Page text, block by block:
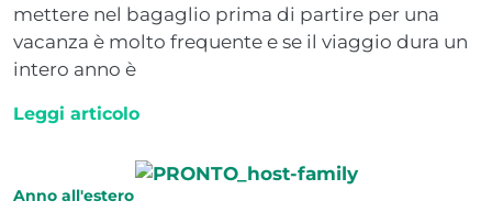
mettere nel bagaglio prima di partire per una
vacanza è molto frequente e se il viaggio dura un
intero anno è
Leggi articolo
Anno all'estero